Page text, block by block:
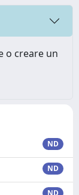
o creare un
ND
ND